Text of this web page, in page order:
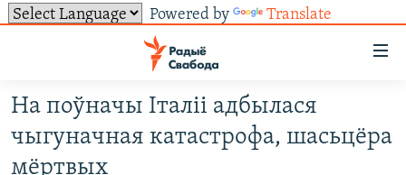
Powered by Translate
ўнівэрсальнага
доступу
галоўнага
УСЕ НАВІНЫ
ТОЛЬКІ НА СВАБОДЗЕ
На поўначы Італіі адбылася
чыгуначная катастрофа, шасьцёра
мёртвых